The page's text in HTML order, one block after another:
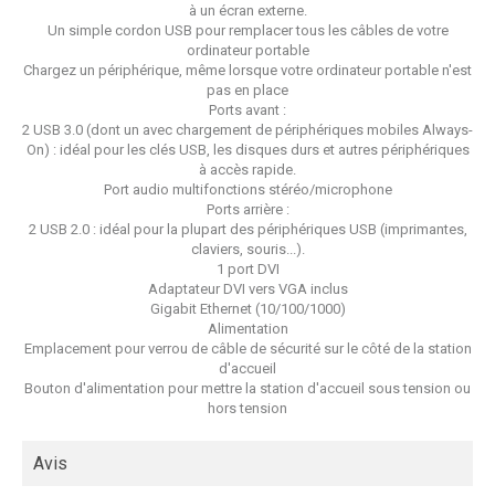
à un écran externe.
Un simple cordon USB pour remplacer tous les câbles de votre
ordinateur portable
Chargez un périphérique, même lorsque votre ordinateur portable n'est
pas en place
Ports avant :
2 USB 3.0 (dont un avec chargement de périphériques mobiles Always-
On) : idéal pour les clés USB, les disques durs et autres périphériques
à accès rapide.
Port audio multifonctions stéréo/microphone
Ports arrière :
2 USB 2.0 : idéal pour la plupart des périphériques USB (imprimantes,
claviers, souris...).
1 port DVI
Adaptateur DVI vers VGA inclus
Gigabit Ethernet (10/100/1000)
Alimentation
Emplacement pour verrou de câble de sécurité sur le côté de la station
d'accueil
Bouton d'alimentation pour mettre la station d'accueil sous tension ou
hors tension
Avis